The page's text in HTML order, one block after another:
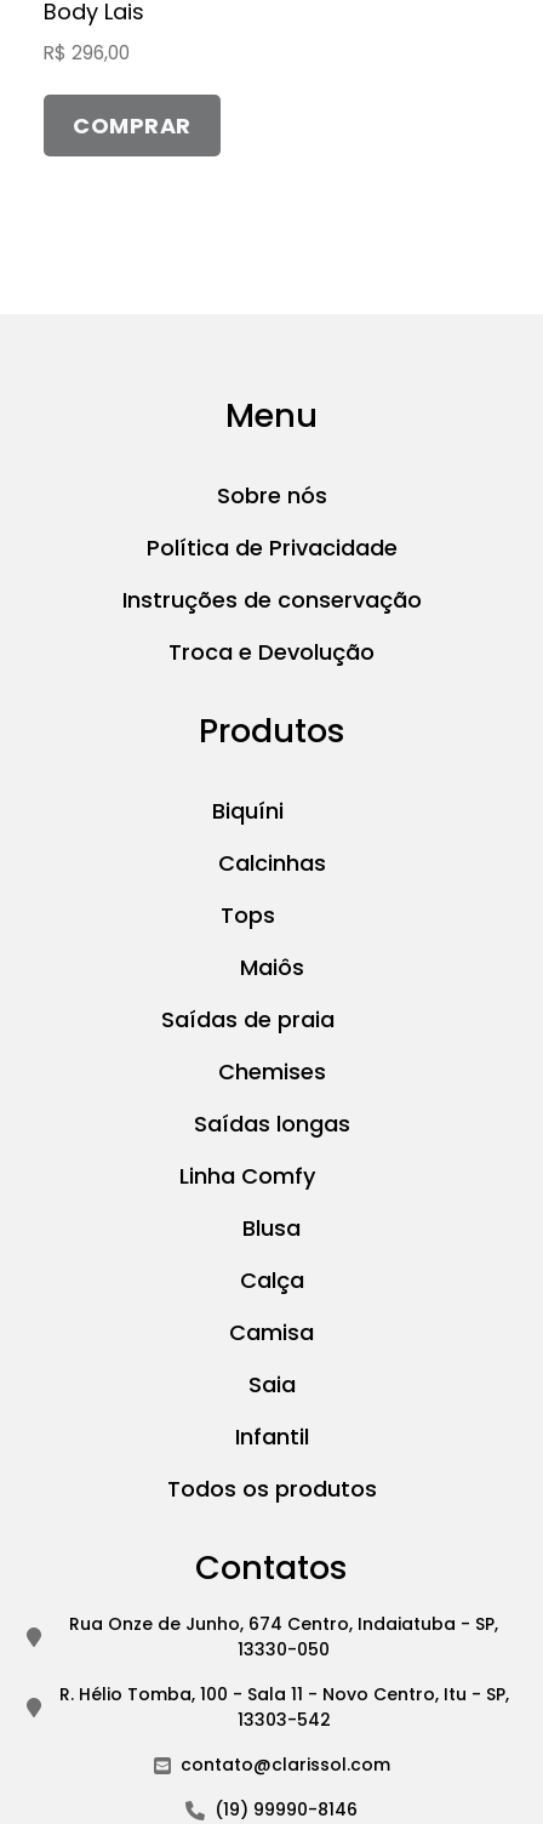
Body Lais
R$ 296,00
COMPRAR
várias
variantes.
As
opções
podem
Menu
Sobre nós
Política de Privacidade
Instruções de conservação
Troca e Devolução
Produtos
Biquíni
Calcinhas
Tops
Maiôs
Saídas de praia
Chemises
Saídas longas
Linha Comfy
Blusa
Calça
Camisa
Saia
Infantil
Todos os produtos
Contatos
Rua Onze de Junho, 674 Centro, Indaiatuba - SP,
13330-050
R. Hélio Tomba, 100 - Sala 11 - Novo Centro, Itu - SP,
13303-542
contato@clarissol.com
(19) 99990-8146